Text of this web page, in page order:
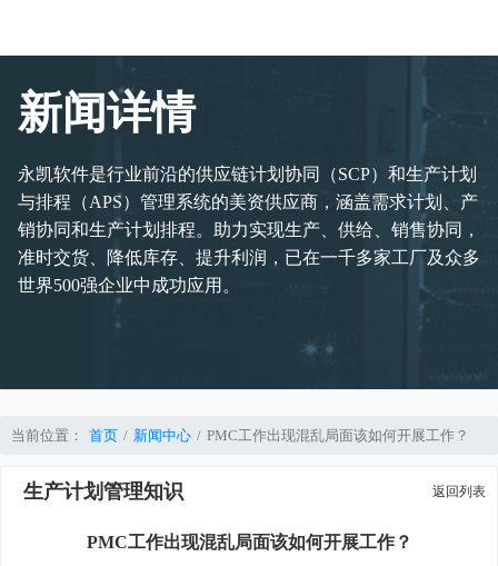
新闻详情
永凯软件是行业前沿的供应链计划协同（SCP）和生产计划
与排程（APS）管理系统的美资供应商，涵盖需求计划、产
销协同和生产计划排程。助力实现生产、供给、销售协同，
准时交货、降低库存、提升利润，已在一千多家工厂及众多
世界500强企业中成功应用。
当前位置： 首页 新闻中心 PMC工作出现混乱局面该如何开展工作？
生产计划管理知识 返回列表
PMC工作出现混乱局面该如何开展工作？